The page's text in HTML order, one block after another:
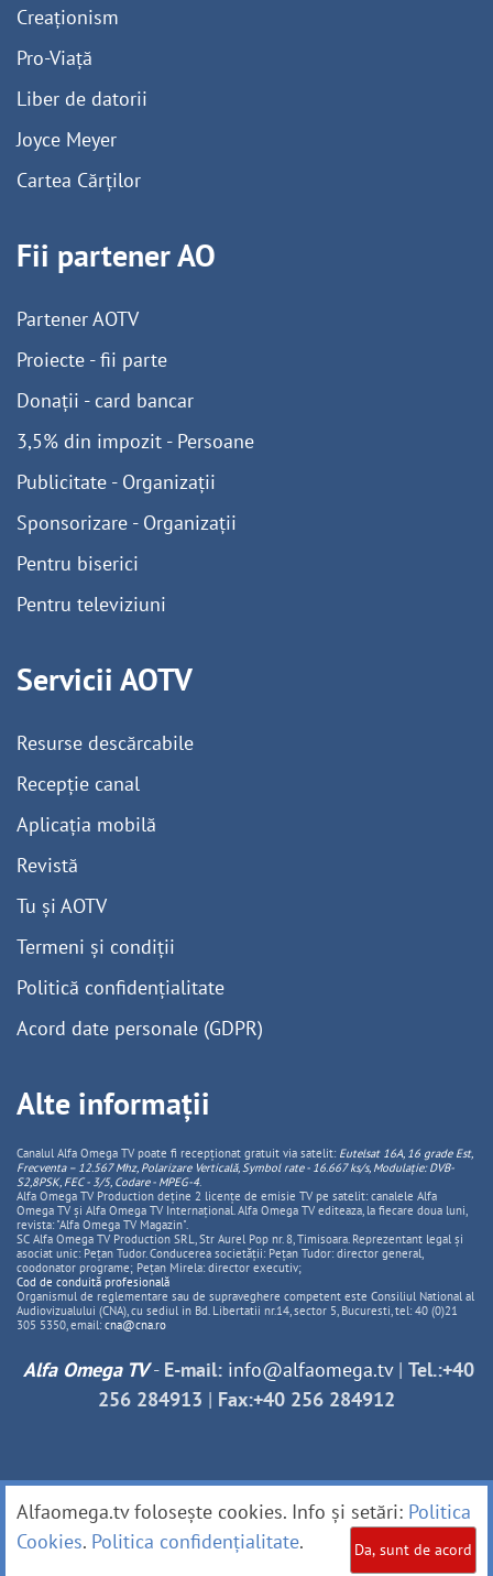
Creaționism
Pro-Viață
Liber de datorii
Joyce Meyer
Cartea Cărților
Fii partener AO
Partener AOTV
Proiecte - fii parte
Donații - card bancar
3,5% din impozit - Persoane
Publicitate - Organizații
Sponsorizare - Organizații
Pentru biserici
Pentru televiziuni
Servicii AOTV
Resurse descărcabile
Recepție canal
Aplicația mobilă
Revistă
Tu și AOTV
Termeni și condiții
Politică confidențialitate
Acord date personale (GDPR)
Alte informații
Canalul Alfa Omega TV poate fi recepționat gratuit via satelit: Eutelsat 16A, 16 grade Est,
Frecventa – 12.567 Mhz, PolarizareVerticală, Symbol rate - 16.667 ks/s, Modulație: DVB-
S2,8PSK, FEC - 3/5, Codare - MPEG-4.
Alfa Omega TV Production deține 2 licențe de emisie TV pe satelit: canalele Alfa
Omega TV și Alfa Omega TV Internațional. Alfa Omega TV editeaza, la fiecare doua luni,
revista: "Alfa Omega TV Magazin".
SC Alfa Omega TV Production SRL, Str Aurel Pop nr. 8, Timisoara. Reprezentant legal și
asociat unic: Pețan Tudor. Conducerea societății: Pețan Tudor: director general,
coodonator programe; Pețan Mirela: director executiv;
Cod de conduită profesională
Organismul de reglementare sau de supraveghere competent este Consiliul National al
Audiovizualului (CNA), cu sediul in Bd. Libertatii nr.14, sector 5, Bucuresti, tel: 40 (0)21
305 5350, email: cna@cna.ro
Alfa Omega TV- E-mail: info@alfaomega.tv| Tel.:+40
256 284913 | Fax:+40 256 284912
Alfaomega.tv folosește cookies. Info și setări: Politica
Cookies. Politica confidențialitate. Da, sunt de acord